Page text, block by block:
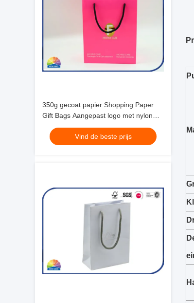
350g gecoat papier Shopping Paper
Gift Bags Aangepast logo met nylon
handvat
Vind de beste prijs